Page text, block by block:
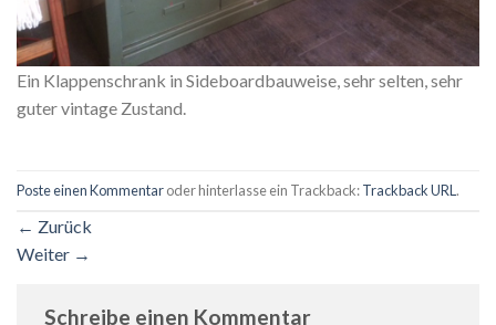
Ein Klappenschrank in Sideboardbauweise, sehr selten, sehr
guter vintage Zustand.
Poste einen Kommentaroder hinterlasse ein Trackback:Trackback URL .
← Zurück
Weiter →
Schreibe einen Kommentar